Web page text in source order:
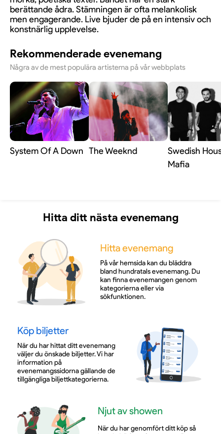
berättande ådra. Stämningen är ofta melankolisk
men engagerande. Live bjuder de på en intensiv och
konstnärlig upplevelse.
Rekommenderade evenemang
Några av de mest populära artisterna på vår webbplats
System Of A Down The Weeknd
Swedish
Mafia
Hitta ditt nästa evenemang
Hitta evenemang
På vår hemsida kan du bläddra
bland hundratals evenemang. Du
kan finna evenemangen genom
kategorierna eller via
sökfunktionen.
Köp biljetter
När du har hittat ditt evenemang
väljer du önskade biljetter. Vi har
information på
evenemangssidorna gällande de
tillgängliga biljettkategorierna.
Njut av showen
När du har genomfört ditt köp så